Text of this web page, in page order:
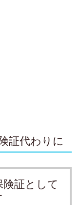
証代わりに
証として